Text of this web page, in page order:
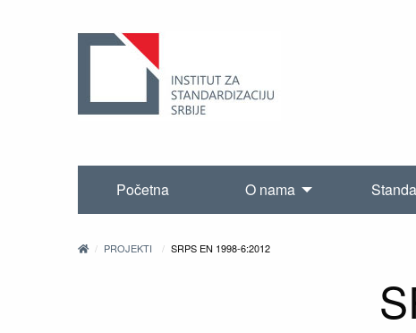
Početna O nama
PROJEKTI SRPS EN 1998-6:2012